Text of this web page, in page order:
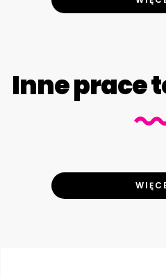
Inne prace